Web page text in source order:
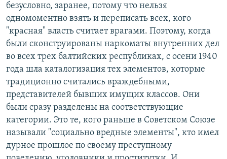
безусловно, заранее, потому что нельзя
одномоментно взять и переписать всех, кого
"красная" власть считает врагами. Поэтому, когда
были сконструированы наркоматы внутренних дел
во всех трех балтийских республиках, с осени 1940
года шла каталогизация тех элементов, которые
традиционно считались враждебными,
представителей бывших имущих классов. Они
были сразу разделены на соответствующие
категории. Это те, кого раньше в Советском Союзе
называли "социально вредные элементы", кто имел
дурное прошлое по своему преступному